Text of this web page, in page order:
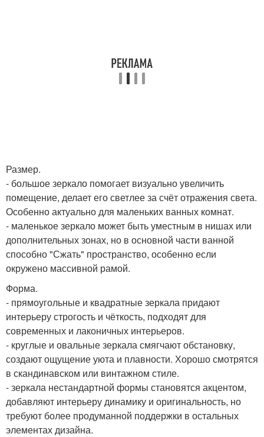
Размер.
- большое зеркало помогает визуально увеличить
помещение, делает его светлее за счёт отражения света.
Особенно актуально для маленьких ванных комнат.
- маленькое зеркало может быть уместным в нишах или
дополнительных зонах, но в основной части ванной
способно "Сжать" пространство, особенно если
окружено массивной рамой.
Форма.
- прямоугольные и квадратные зеркала придают
интерьеру строгость и чёткость, подходят для
современных и лаконичных интерьеров.
- круглые и овальные зеркала смягчают обстановку,
создают ощущение уюта и плавности. Хорошо смотрятся
в скандинавском или винтажном стиле.
- зеркала нестандартной формы становятся акцентом,
добавляют интерьеру динамику и оригинальность, но
требуют более продуманной поддержки в остальных
элементах дизайна.